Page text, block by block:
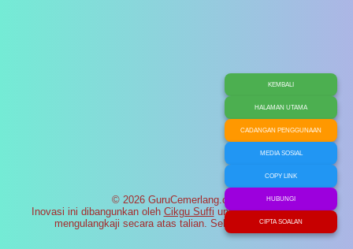
© 2026 GuruCemerlang.com
Inovasi ini dibangunkan oleh Cikgu Suffi untuk membantu murid
mengulangkaji secara atas talian. Selamat maju jaya!
KEMBALI
HALAMAN UTAMA
CADANGAN PENGGUNAAN
MEDIA SOSIAL
COPY LINK
HUBUNGI
CIPTA SOALAN